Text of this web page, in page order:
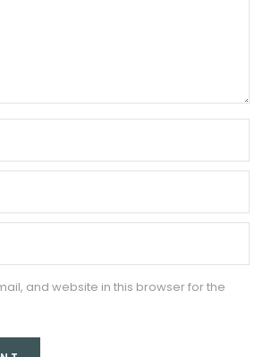
and website in this browser for the